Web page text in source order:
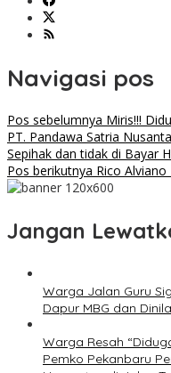
Navigasi pos
Pos sebelumnya Miris!!!
PT. Pandawa Satria
Sepihak dan tidak di Bayar
Pos berikutnya Rico
Jangan
Warga Jalan Guru
Dapur MBG dan
Warga Resah
Pemko Pekanbaru